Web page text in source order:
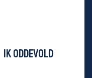
IK ODDEVOLD